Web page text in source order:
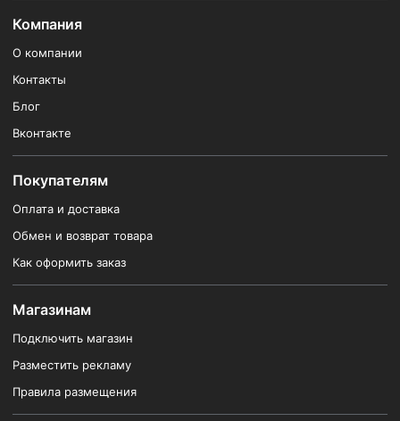
Компания
О компании
Контакты
Блог
Вконтакте
Покупателям
Оплата и доставка
Обмен и возврат товара
Как оформить заказ
Магазинам
Подключить магазин
Разместить рекламу
Правила размещения